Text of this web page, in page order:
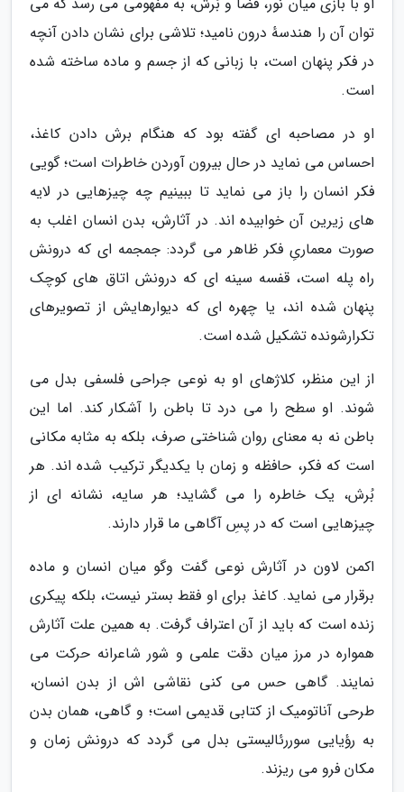
توان آن را هندسهٔ درون نامید؛ تلاشی برای نشان دادن آنچه
در فکر پنهان است، با زبانی که از جسم و ماده ساخته شده
است.
او در مصاحبه ای گفته بود که هنگام برش دادن کاغذ،
احساس می نماید در حال بیرون آوردن خاطرات است؛ گویی
فکر انسان را باز می نماید تا ببینیم چه چیزهایی در لایه
های زیرین آن خوابیده اند. در آثارش، بدن انسان اغلب به
صورت معماریِ فکر ظاهر می گردد: جمجمه ای که درونش
راه پله است، قفسه سینه ای که درونش اتاق های کوچک
پنهان شده اند، یا چهره ای که دیوارهایش از تصویرهای
تکرارشونده تشکیل شده است.
از این منظر، کلاژهای او به نوعی جراحی فلسفی بدل می
شوند. او سطح را می درد تا باطن را آشکار کند. اما این
باطن نه به معنای روان شناختی صرف، بلکه به مثابه مکانی
است که فکر، حافظه و زمان با یکدیگر ترکیب شده اند. هر
بُرش، یک خاطره را می گشاید؛ هر سایه، نشانه ای از
چیزهایی است که در پسِ آگاهی ما قرار دارند.
اکمن لاون در آثارش نوعی گفت وگو میان انسان و ماده
برقرار می نماید. کاغذ برای او فقط بستر نیست، بلکه پیکری
زنده است که باید از آن اعتراف گرفت. به همین علت آثارش
همواره در مرز میان دقت علمی و شور شاعرانه حرکت می
نمایند. گاهی حس می کنی نقاشی اش از بدن انسان،
طرحی آناتومیک از کتابی قدیمی است؛ و گاهی، همان بدن
به رؤیایی سوررئالیستی بدل می گردد که درونش زمان و
مکان فرو می ریزند.